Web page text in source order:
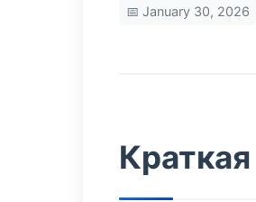
📅 January 30, 2026